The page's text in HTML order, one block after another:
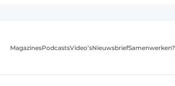
MagazinesPodcastsVideo’sNieuwsbriefSamenwerken?